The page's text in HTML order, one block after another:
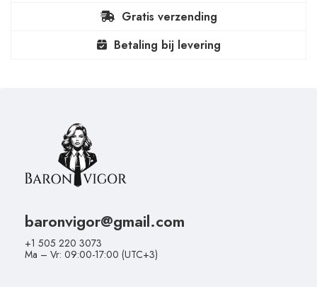
Gratis verzending
Betaling bij levering
baronvigor@gmail.com
+1 505 220 3073
Ma – Vr: 09:00-17:00 (UTC+3)